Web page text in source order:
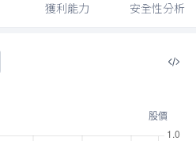
獲利能力 安全性分析